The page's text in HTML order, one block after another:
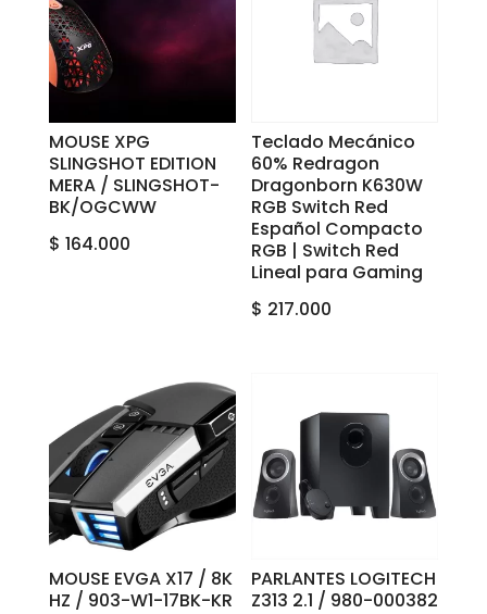
MOUSE XPG
SLINGSHOT EDITION
MERA / SLINGSHOT-
BK/OGCWW
$ 164.000
Teclado Mecánico
60% Redragon
Dragonborn K630W
RGB Switch Red
Español Compacto
RGB | Switch Red
Lineal para Gaming
$ 217.000
MOUSE EVGA X17 / 8K
HZ / 903-W1-17BK-KR
PARLANTES LOGITECH
Z313 2.1 / 980-000382